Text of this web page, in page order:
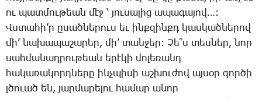
ու պատ­մու­թեան մէջ ՝ յու­սա­լից ա­պա­գա­յով…:
Վս­տա­հի’ր ը­սած­նե­րուս եւ ինք­զինքդ կաս­կած­նե­րով
մի’ նա­խա­պա­շա­րեր, մի’ տան­ջեր: ­Չե՞ս տես­ներ, նոր
սահ­մա­նադ­րու­թեան ե­րէ­կի մո­լե­ռանդ
հա­կա­ռա­կորդ­նե­րը ինչ­պի­սի աշ­խու­ժով այ­սօր գոր­ծի
լծո­ւած են, յար­մա­րե­լու հա­մար ա­նոր